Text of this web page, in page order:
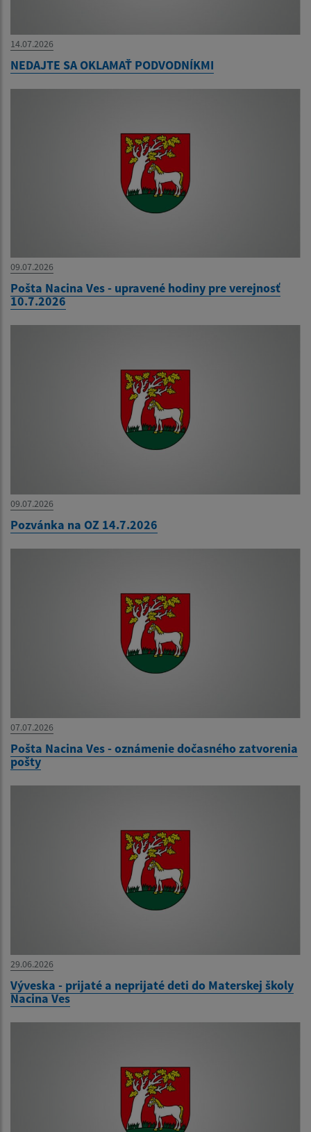
14.07.2026
NEDAJTE SA OKLAMAŤ PODVODNÍKMI
09.07.2026
Pošta Nacina Ves - upravené hodiny pre verejnosť
10.7.2026
09.07.2026
Pozvánka na OZ 14.7.2026
07.07.2026
Pošta Nacina Ves - oznámenie dočasného zatvorenia
pošty
29.06.2026
Výveska - prijaté a neprijaté deti do Materskej školy
Nacina Ves